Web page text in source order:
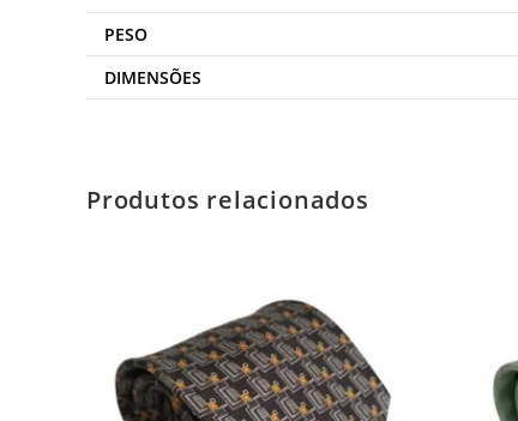
PESO
DIMENSÕES
Produtos relacionados